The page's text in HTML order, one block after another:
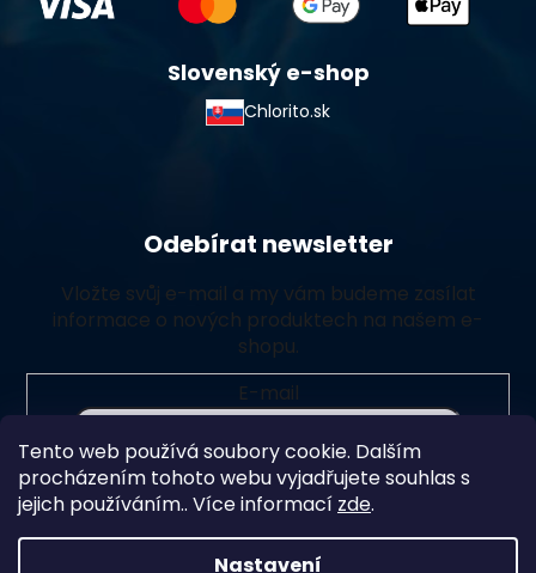
Tento web používá soubory cookie. Dalším
procházením tohoto webu vyjadřujete souhlas s
jejich používáním.. Více informací zde.
Nastavení
Slovenský e-shop
Chlorito.sk
Odebírat newsletter
Vložte svůj e-mail a my vám budeme zasílat
informace o nových produktech na našem e-
shopu.
E-mail
Vložením e-mailu souhlasíte spodmínkami ochrany
osobních údajů
Přihlásit se